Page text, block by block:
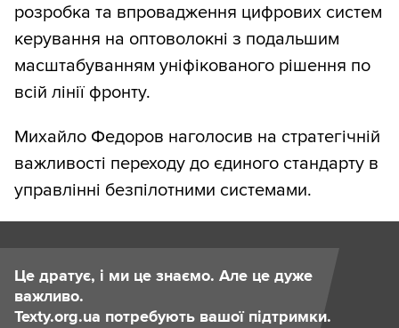
розробка та впровадження цифрових систем
керування на оптоволокні з подальшим
масштабуванням уніфікованого рішення по
всій лінії фронту.
Михайло Федоров наголосив на стратегічній
важливості переходу до єдиного стандарту в
управлінні безпілотними системами.
Це дратує, і ми це знаємо. Але це дуже
важливо.
Texty.org.ua потребують вашої підтримки.